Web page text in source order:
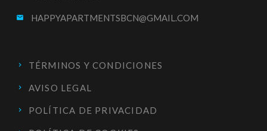
email HAPPYAPARTMENTSBCN@GMAIL.COM
TÉRMINOS Y CONDICIONES
AVISO LEGAL
POLÍTICA DE PRIVACIDAD